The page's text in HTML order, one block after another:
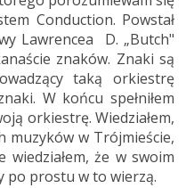
Conduction. Powstał
Lawrencea D. „Butch"
znaków. Znaki są
taką orkiestrę
W końcu spełniłem
orkiestrę. Wiedziałem,
muzyków w Trójmieście,
wiedziałem, że w swoim
po prostu w to wierzą.